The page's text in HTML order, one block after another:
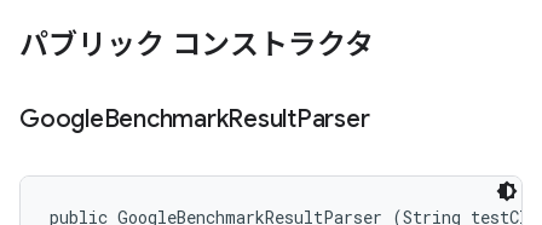
パブリック コンストラクタ
GoogleBenchmarkResultParser
public GoogleBenchmarkResultParser (String